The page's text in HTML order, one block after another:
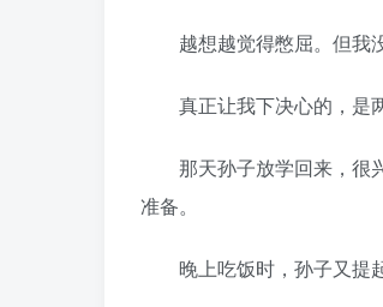
越想越觉得憋屈。但我没
真正让我下决心的，是两
那天孙子放学回来，很兴
准备。
晚上吃饭时，孙子又提起